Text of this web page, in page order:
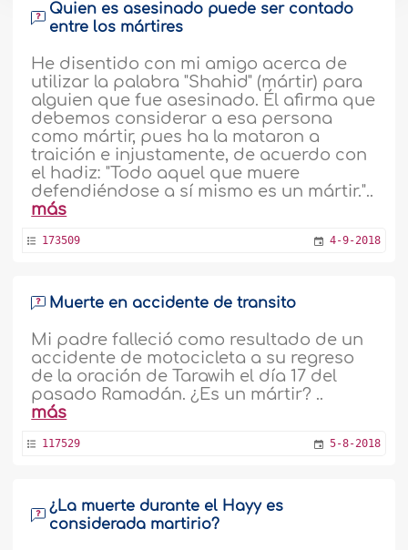
Quien es asesinado puede ser contado
entre los mártires
He disentido con mi amigo acerca de
utilizar la palabra "Shahid" (mártir) para
alguien que fue asesinado. Él afirma que
debemos considerar a esa persona
como mártir, pues ha la mataron a
traición e injustamente, de acuerdo con
el hadiz: "Todo aquel que muere
defendiéndose a sí mismo es un mártir."..
más
173509 4-9-2018
Muerte en accidente de transito
Mi padre falleció como resultado de un
accidente de motocicleta a su regreso
de la oración de Tarawih el día 17 del
pasado Ramadán. ¿Es un mártir? ..
más
117529 5-8-2018
¿La muerte durante el Hayy es
considerada martirio?